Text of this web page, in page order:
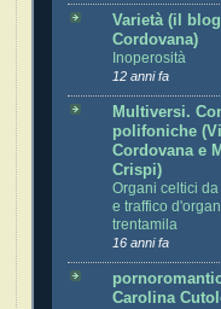
Varietà (il
Cordovana)
Inoperosità
12 anni fa
Multiversi.
polifoniche
Cordovana e
Crispi)
Organi celtici
e traffico
trentamila
16 anni fa
Carolina